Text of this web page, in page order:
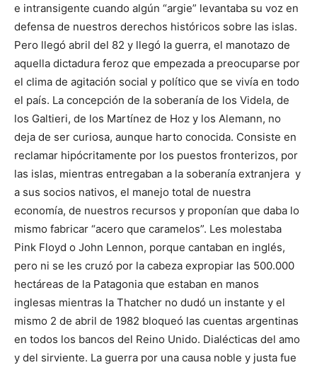
e intransigente cuando algún “argie” levantaba su voz en
defensa de nuestros derechos históricos sobre las islas.
Pero llegó abril del 82 y llegó la guerra, el manotazo de
aquella dictadura feroz que empezada a preocuparse por
el clima de agitación social y político que se vivía en todo
el país. La concepción de la soberanía de los Videla, de
los Galtieri, de los Martínez de Hoz y los Alemann, no
deja de ser curiosa, aunque harto conocida. Consiste en
reclamar hipócritamente por los puestos fronterizos, por
las islas, mientras entregaban a la soberanía extranjera y
a sus socios nativos, el manejo total de nuestra
economía, de nuestros recursos y proponían que daba lo
mismo fabricar “acero que caramelos”. Les molestaba
Pink Floyd o John Lennon, porque cantaban en inglés,
pero ni se les cruzó por la cabeza expropiar las 500.000
hectáreas de la Patagonia que estaban en manos
inglesas mientras la Thatcher no dudó un instante y el
mismo 2 de abril de 1982 bloqueó las cuentas argentinas
en todos los bancos del Reino Unido. Dialécticas del amo
y del sirviente. La guerra por una causa noble y justa fue